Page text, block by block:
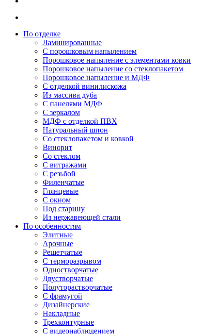
По отделке
Ламинированные
С порошковым напылением
Порошковое напыление с элементами ковки
Порошковое напыление со стеклопакетом
Порошковое напыление и МДФ
С отделкой винилискожа
Из массива дуба
С панелями МДФ
С зеркалом
МДФ с отделкой ПВХ
Натуральный шпон
Со стеклопакетом и ковкой
Винорит
Со стеклом
С витражами
С резьбой
Филенчатые
Глянцевые
С окном
Под старину
Из нержавеющей стали
По особенностям
Элитные
Арочные
Решетчатые
С терморазрывом
Одностворчатые
Двустворчатые
Полуторастворчатые
С фрамугой
Дизайнерские
Накладные
Трехконтурные
С видеонаблюдением